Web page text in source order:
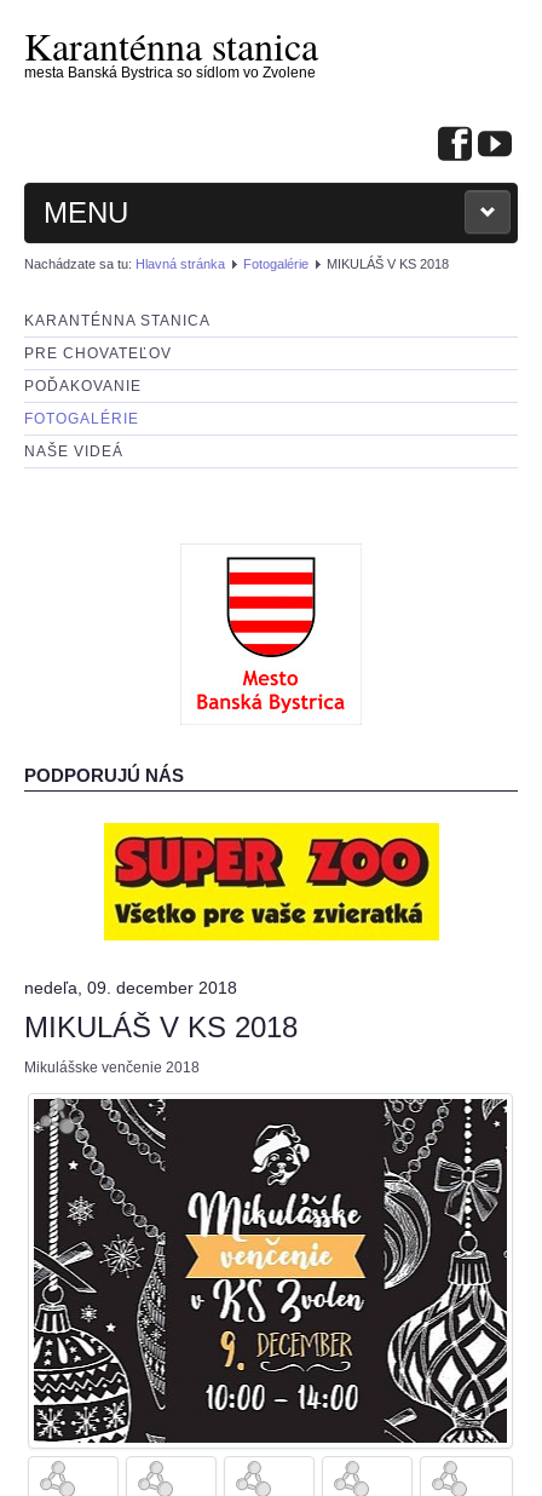
Karanténna stanica
mesta Banská Bystrica so sídlom vo Zvolene
MENU
: KONTAKTUJTE NÁS :
: PSÍKOVIA NA ADOPCIU :
: AKO MÔŽETE POMÔCŤ? :
Nachádzate sa tu: Hlavná stránka Fotogalérie MIKULÁŠ V KS 2018
KARANTÉNNA STANICA
PRE CHOVATEĽOV
POĎAKOVANIE
FOTOGALÉRIE
NAŠE VIDEÁ
PODPORUJÚ NÁS
nedeľa, 09. december 2018
MIKULÁŠ V KS 2018
Mikulášske venčenie 2018